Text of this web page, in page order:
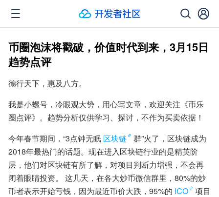
币圈泡沫将戳破，价值时代到来，3月15日
趋势点评
德行天下，惠及八方。
我是小螺号，冷眼观大势，用心写文章，欢迎关注《币乐
圈点评》。趋势分析仅供学习、探讨，不作为买卖依据！
今年春节期间，“3点钟无眠 区块链
群”火了，区块链成为
2018年最热门的话题。现在进入区块链行业的是精英阶
层，他们对区块链有所了解，对项目判断力增强，不会再
闭着眼睛投资。 这几天，在各大炒币微信群里，80%的炒
币者表示开始亏钱，因为最近币价大跌，95%的 ICO
项目